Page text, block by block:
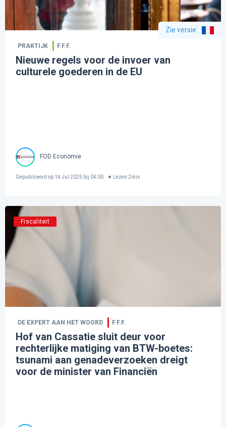
Zie versie:
PRAKTIJK F.F.F.
Nieuwe regels voor de invoer van
culturele goederen in de EU
FOD Economie
Gepubliceerd op 18 Jul 2025 bij 04:00 Lezen 2min
Fiscaliteit
DE EXPERT AAN HET WOORD F.F.F.
Hof van Cassatie sluit deur voor
rechterlijke matiging van BTW-boetes:
tsunami aan genadeverzoeken dreigt
voor de minister van Financiën